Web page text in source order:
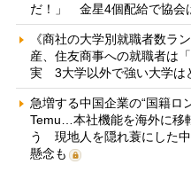
だ！」 金星4個配給で協会
《商社の大学別就職者数ラ
産、住友商事への就職者は
実 3大学以外で強い大学は
急増する中国企業の“国籍ロ
Temu…本社機能を海外に移
う 現地人を隠れ蓑にした
懸念も